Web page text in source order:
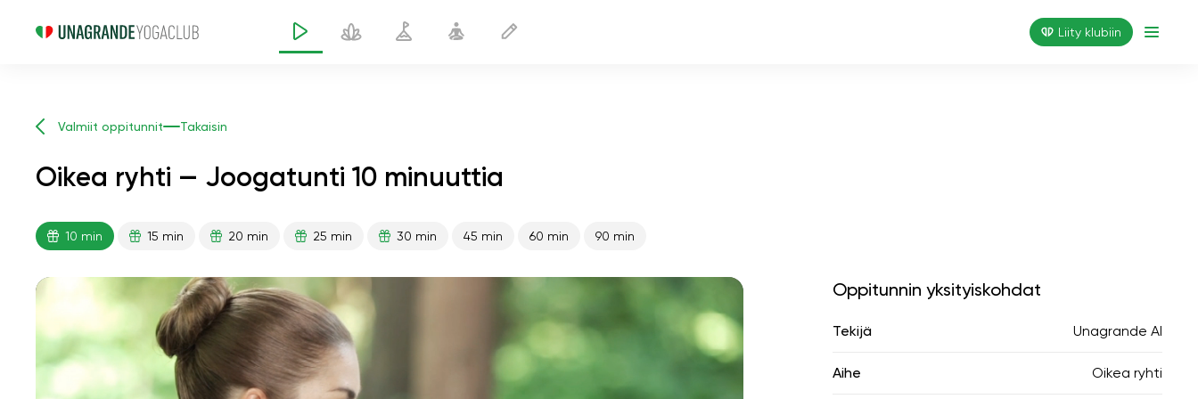
Liity klubiin
Valmiit oppitunnit Takaisin
Oikea ryhti — Joogatunti 10 minuuttia
10 min 15 min 20 min 25 min 30 min 45 min 60 min 90 min
Oppitunnin yksityiskohdat
Tekijä Unagrande AI
Aihe Oikea ryhti